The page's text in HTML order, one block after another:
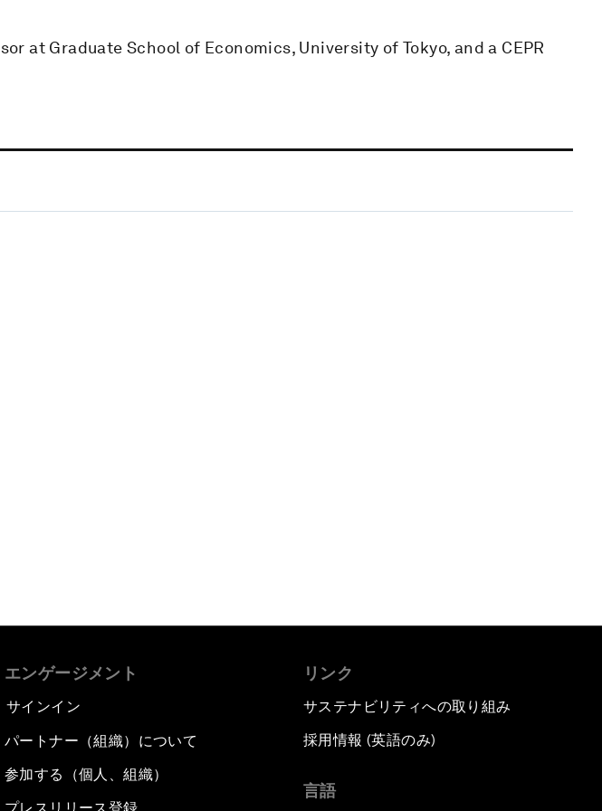
at Graduate School of Economics, University of Tokyo, and a CEPR
エンゲージメント
サインイン
パートナー（組織）について
参加する（個人、組織）
リンク
サステナビリティへの取り組み
採用情報 (英語のみ)
言語